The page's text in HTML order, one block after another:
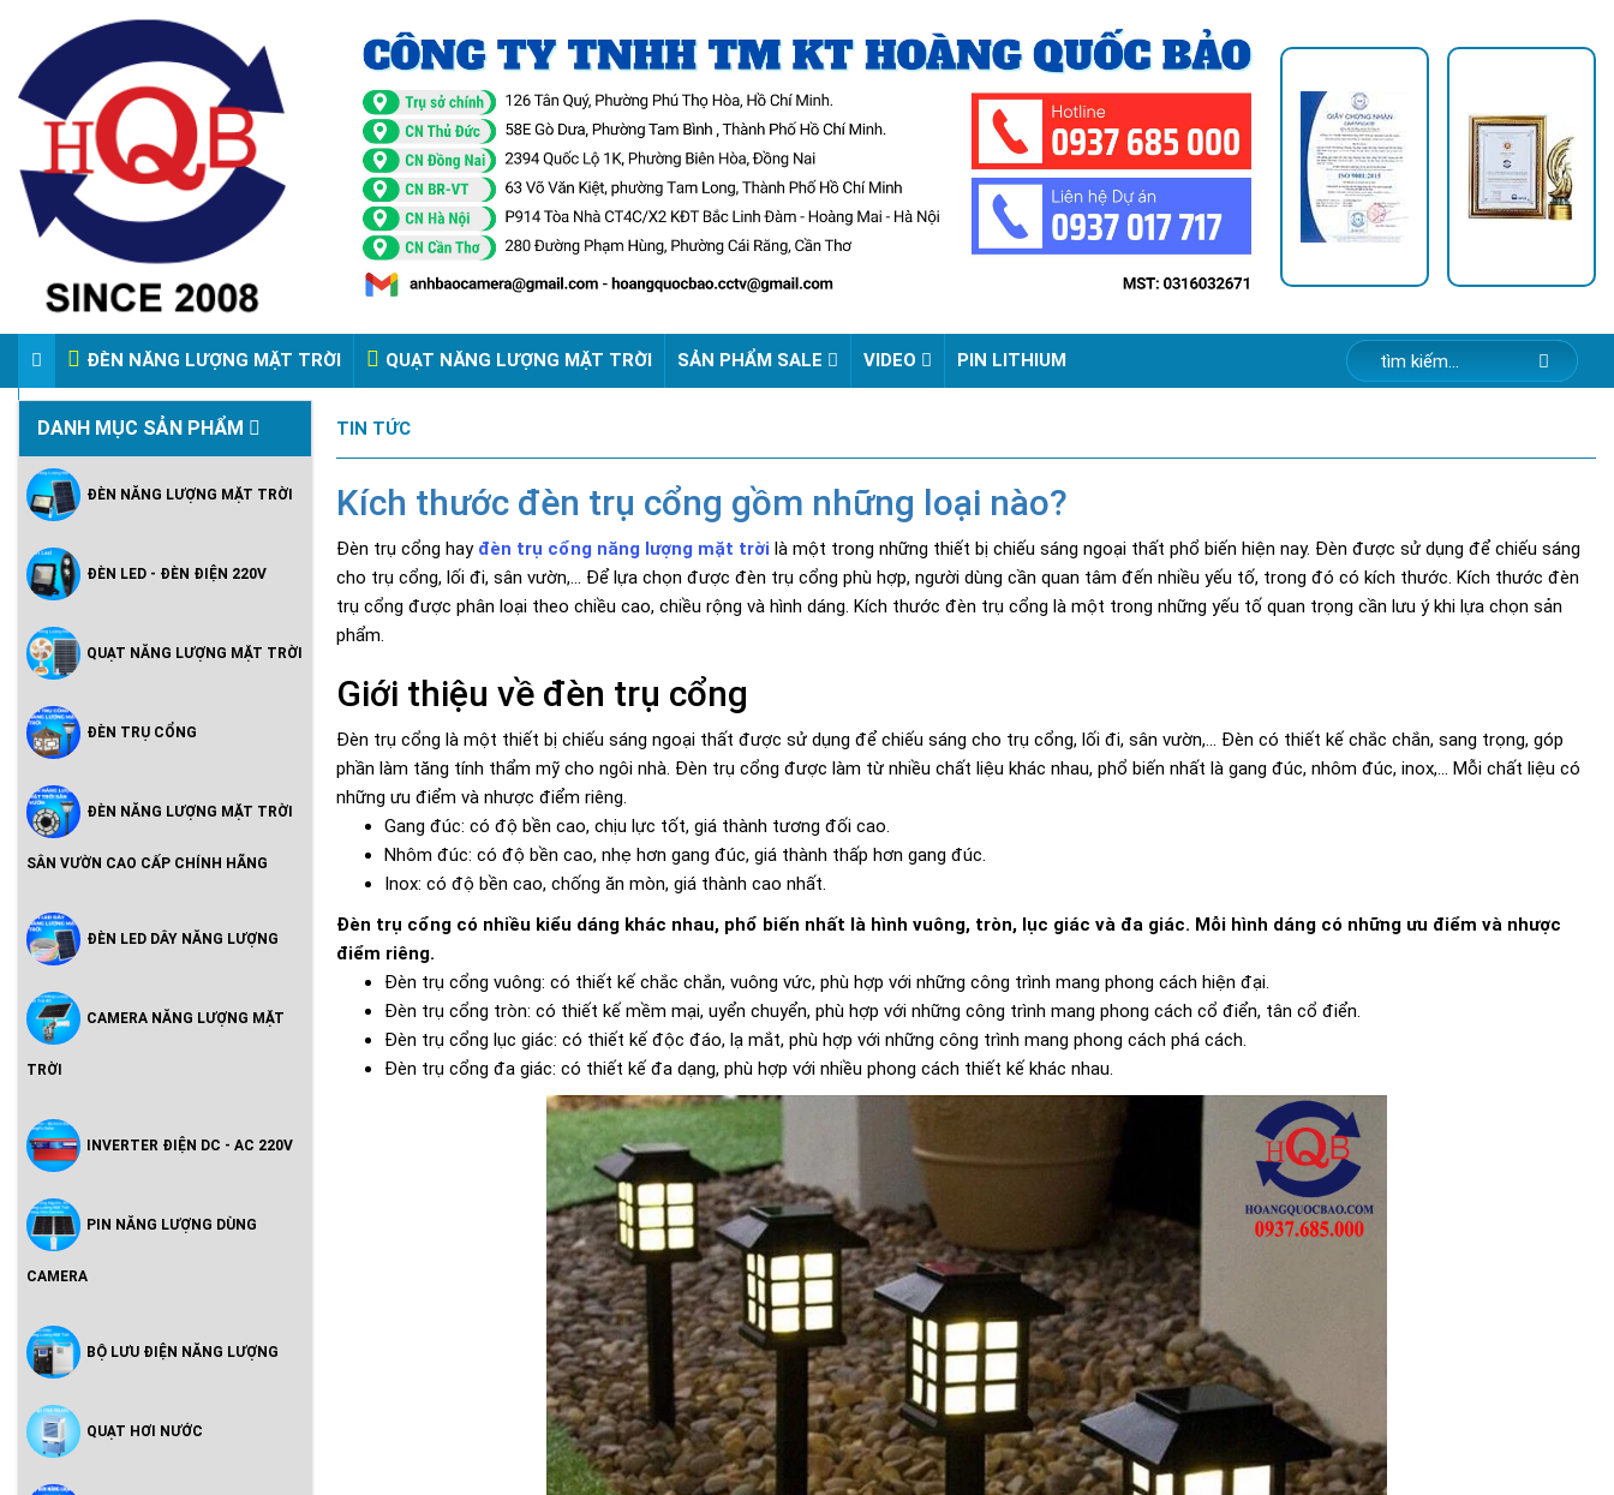
ĐÈN NĂNG LƯỢNG MẶT TRỜI QUẠT NĂNG LƯỢNG MẶT TRỜI SẢN PHẨM SALE VIDEO PIN LITHIUM
VIDEO ĐÈN PHA ĐIỆN 220V
DANH MỤC SẢN PHẨM
ĐÈN NĂNG LƯỢNG MẶT TRỜI
Vườn Cao Cấp Chính Hãng
ĐÈN LED - ĐÈN ĐIỆN 220V
Hoàng Quốc Bảo - Độ Sáng Cao,
QUẠT NĂNG LƯỢNG MẶT TRỜI
ĐÈN TRỤ CỔNG
ĐÈN NĂNG LƯỢNG MẶT TRỜI
SÂN VƯỜN CAO CẤP CHÍNH HÃNG
ĐÈN LED DÂY NĂNG LƯỢNG
CAMERA NĂNG LƯỢNG MẶT
TRỜI
INVERTER ĐIỆN DC - AC 220V
PIN NĂNG LƯỢNG DÙNG
CAMERA
BỘ LƯU ĐIỆN NĂNG LƯỢNG
QUẠT HƠI NƯỚC
TIN TỨC
Kích thước đèn trụ cổng gồm những loại nào?
Đèn trụ cổng hay đèn trụ cổng năng lượng mặt trời là một trong những thiết bị chiếu sáng ngoại thất phổ biến hiện nay. Đèn được sử dụng để chiếu sáng
cho trụ cổng, lối đi, sân vườn,... Để lựa chọn được đèn trụ cổng phù hợp, người dùng cần quan tâm đến nhiều yếu tố, trong đó có kích thước. Kích thước đèn
trụ cổng được phân loại theo chiều cao, chiều rộng và hình dáng. Kích thước đèn trụ cổng là một trong những yếu tố quan trọng cần lưu ý khi lựa chọn sản
phẩm.
Giới thiệu về đèn trụ cổng
Đèn trụ cổng là một thiết bị chiếu sáng ngoại thất được sử dụng để chiếu sáng cho trụ cổng, lối đi, sân vườn,... Đèn có thiết kế chắc chắn, sang trọng, góp
phần làm tăng tính thẩm mỹ cho ngôi nhà. Đèn trụ cổng được làm từ nhiều chất liệu khác nhau, phổ biến nhất là gang đúc, nhôm đúc, inox,... Mỗi chất liệu có
những ưu điểm và nhược điểm riêng.
Gang đúc: có độ bền cao, chịu lực tốt, giá thành tương đối cao.
Nhôm đúc: có độ bền cao, nhẹ hơn gang đúc, giá thành thấp hơn gang đúc.
Inox: có độ bền cao, chống ăn mòn, giá thành cao nhất.
Đèn trụ cổng có nhiều kiểu dáng khác nhau, phổ biến nhất là hình vuông, tròn, lục giác và đa giác. Mỗi hình dáng có những ưu điểm và nhược
điểm riêng.
Đèn trụ cổng vuông: có thiết kế chắc chắn, vuông vức, phù hợp với những công trình mang phong cách hiện đại.
Đèn trụ cổng tròn: có thiết kế mềm mại, uyển chuyển, phù hợp với những công trình mang phong cách cổ điển, tân cổ điển.
Đèn trụ cổng lục giác: có thiết kế độc đáo, lạ mắt, phù hợp với những công trình mang phong cách phá cách.
Đèn trụ cổng đa giác: có thiết kế đa dạng, phù hợp với nhiều phong cách thiết kế khác nhau.